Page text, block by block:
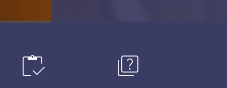
inventory quiz